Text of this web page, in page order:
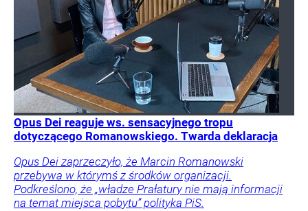
Opus Dei reaguje ws. sensacyjnego tropu
dotyczącego Romanowskiego. Twarda deklaracja
Opus Dei zaprzeczyło, że Marcin Romanowski
przebywa w którymś z środków organizacji.
Podkreślono, że „władze Prałatury nie mają informacji
na temat miejsca pobytu” polityka PiS.